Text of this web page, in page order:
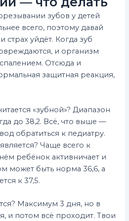
зубов у детей
всего, поэтому давай
уйдёт. Когда зуб
и организм
Отсюда и
защитная реакция,
«зубной»? Диапазон
до 38,2. Всё, что выше —
обратиться к педиатру.
Чаще всего к
ребёнок активничает и
может быть норма 36,6, а
к 37,5.
Максимум 3 дня, но в
и потом всё проходит. Твои